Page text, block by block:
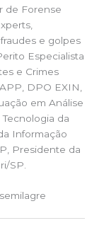
de Forense
e golpes
Especialista
e Crimes
DPO EXIN,
em Análise
da
Informação
Presidente da
SP.